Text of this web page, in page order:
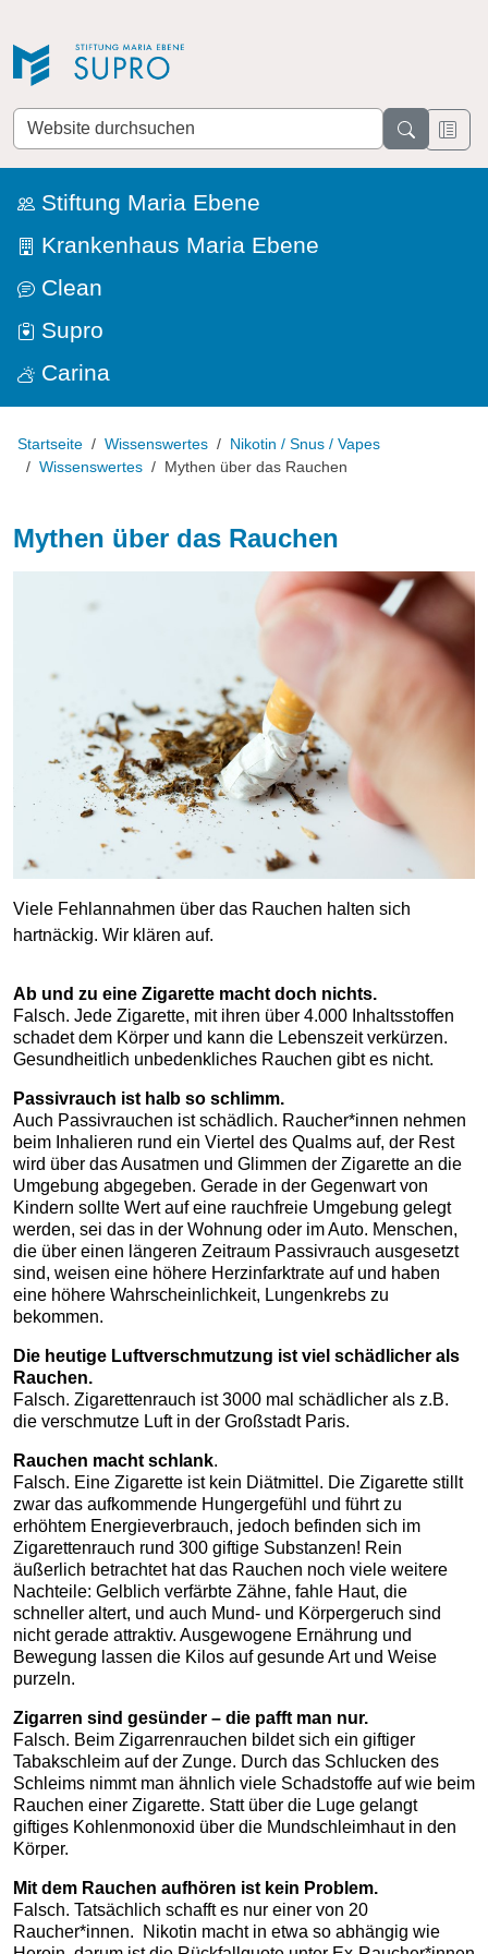
Website
durchsuchen
Stiftung Maria Ebene
Krankenhaus Maria Ebene
Clean
Supro
Carina
Startseite Wissenswertes
Nikotin / Snus / Vapes
Wissenswertes
Mythen über das Rauchen
Mythen über das Rauchen
Viele Fehlannahmen über das Rauchen halten sich
hartnäckig. Wir klären auf.
Ab und zu eine Zigarette macht doch nichts.
Falsch. Jede Zigarette, mit ihren über 4.000 Inhaltsstoffen
schadet dem Körper und kann die Lebenszeit verkürzen.
Gesundheitlich unbedenkliches Rauchen gibt es nicht.
Passivrauch ist halb so schlimm.
Auch Passivrauchen ist schädlich. Raucher*innen nehmen
beim Inhalieren rund ein Viertel des Qualms auf, der Rest
wird über das Ausatmen und Glimmen der Zigarette an die
Umgebung abgegeben. Gerade in der Gegenwart von
Kindern sollte Wert auf eine rauchfreie Umgebung gelegt
werden, sei das in der Wohnung oder im Auto. Menschen,
die über einen längeren Zeitraum Passivrauch ausgesetzt
sind, weisen eine höhere Herzinfarktrate auf und haben
eine höhere Wahrscheinlichkeit, Lungenkrebs zu
bekommen.
Die heutige Luftverschmutzung ist viel schädlicher als
Rauchen.
Falsch. Zigarettenrauch ist 3000 mal schädlicher als z.B.
die verschmutze Luft in der Großstadt Paris.
Rauchen macht schlank.
Falsch. Eine Zigarette ist kein Diätmittel. Die Zigarette stillt
zwar das aufkommende Hungergefühl und führt zu
erhöhtem Energieverbrauch, jedoch befinden sich im
Zigarettenrauch rund 300 giftige Substanzen! Rein
äußerlich betrachtet hat das Rauchen noch viele weitere
Nachteile: Gelblich verfärbte Zähne, fahle Haut, die
schneller altert, und auch Mund- und Körpergeruch sind
nicht gerade attraktiv. Ausgewogene Ernährung und
Bewegung lassen die Kilos auf gesunde Art und Weise
purzeln.
Zigarren sind gesünder – die pafft man nur.
Falsch. Beim Zigarrenrauchen bildet sich ein giftiger
Tabakschleim auf der Zunge. Durch das Schlucken des
Schleims nimmt man ähnlich viele Schadstoffe auf wie beim
Rauchen einer Zigarette. Statt über die Luge gelangt
giftiges Kohlenmonoxid über die Mundschleimhaut in den
Körper.
Mit dem Rauchen aufhören ist kein Problem.
Falsch. Tatsächlich schafft es nur einer von 20
Raucher*innen. Nikotin macht in etwa so abhängig wie